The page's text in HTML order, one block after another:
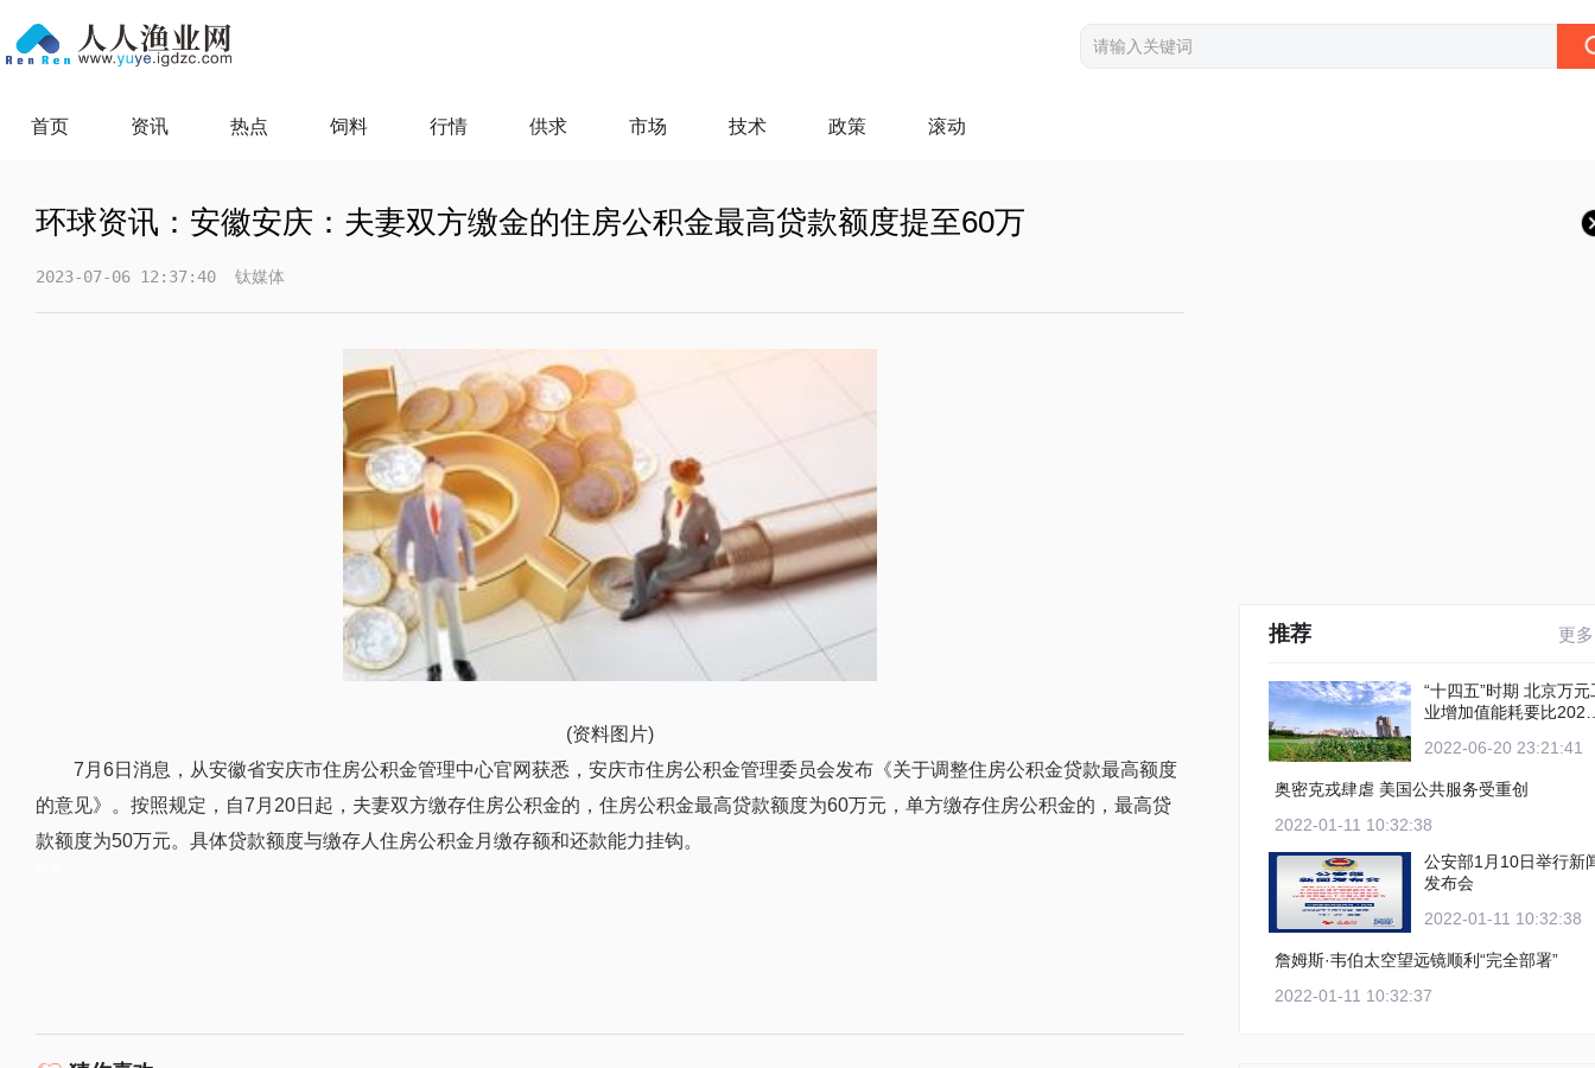
首页 资讯 热点 饲料 行情 供求 市场 技术 政策 滚动
环球资讯：安徽安庆：夫妻双方缴金的住房公积金最高贷款额度提至60万
2023-07-06 12:37:40 钛媒体
(资料图片)
7月6日消息，从安徽省安庆市住房公积金管理中心官网获悉，安庆市住房公积金管理委员会发布《关于调整住房公积金贷款最高额度
的意见》。按照规定，自7月20日起，夫妻双方缴存住房公积金的，住房公积金最高贷款额度为60万元，单方缴存住房公积金的，最高贷
款额度为50万元。具体贷款额度与缴存人住房公积金月缴存额和还款能力挂钩。
推荐 更多
“十四五”时期 北京万元工
业增加值能耗要比2020
2022-06-20 23:21:41
奥密克戎肆虐 美国公共服务受重创
2022-01-11 10:32:38
公安部1月10日举行新
发布会
2022-01-11 10:32:38
詹姆斯·韦伯太空望远镜顺利“完全部署”
2022-01-11 10:32:37